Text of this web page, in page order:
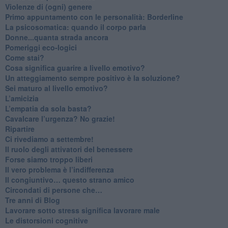
Violenze di (ogni) genere
​Primo appuntamento con le personalità: Borderline
La psicosomatica: quando il corpo parla
Donne...quanta strada ancora
​Pomeriggi eco-logici
​Come stai?
Cosa significa guarire a livello emotivo?
​Un atteggiamento sempre positivo è la soluzione?
​Sei maturo al livello emotivo?
​L’amicizia
​L’empatia da sola basta?
​Cavalcare l’urgenza? No grazie!
Ripartire
​Ci rivediamo a settembre!
​Il ruolo degli attivatori del benessere
​Forse siamo troppo liberi
​Il vero problema è l’indifferenza
​Il congiuntivo… questo strano amico
​Circondati di persone che…
​Tre anni di Blog
​Lavorare sotto stress significa lavorare male
​Le distorsioni cognitive